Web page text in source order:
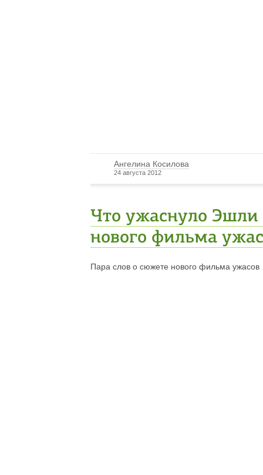
Ангелина Косилова
24 августа 2012
Что ужаснуло
нового фильма
Пара слов о сюжете нового фильма ужасов